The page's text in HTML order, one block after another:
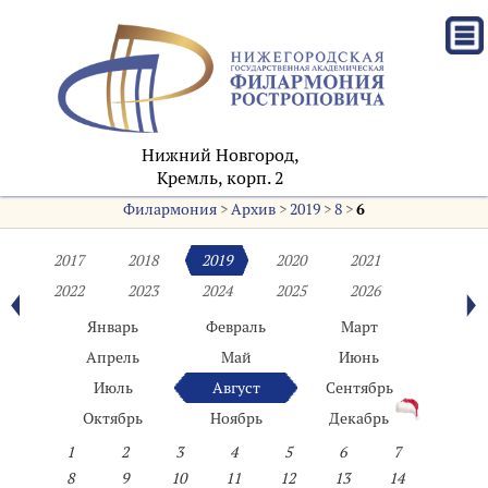
Нижний Новгород,
Кремль, корп. 2
Филармония>Архив>2019>8>6
2017 2018 2019 2020
2021
2022
2023 2024 2025
2026
Январь
Февраль
Март
Апрель
Май
Июнь
Июль
Август
Сентябрь
Октябрь
Ноябрь
Декабрь
1
2 3 4 5 6
7
8
9 10 11 12 13 14